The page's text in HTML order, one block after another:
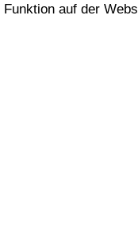
auf der